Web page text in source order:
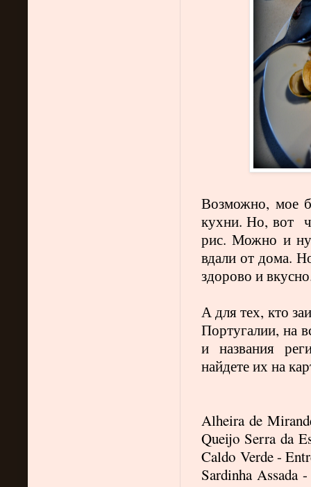
Возможно, мое
кухни. Но, вот
рис. Можно и
вдали от дома.
здорово и
А для тех, кто
Португалии, на
и названия
найдете их на
Alheira de
Queijo Serra da
Caldo Verde -
Sardinha Assada-